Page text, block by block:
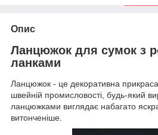
Опис
Ланцюжок для сумок з
ланками
Ланцюжок - це декоративна прикраса
швейній промисловості, будь-який
ланцюжками виглядає набагато
витонченіше.